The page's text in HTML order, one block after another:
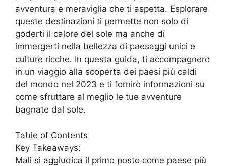
avventura e meraviglia che ti aspetta. Esplorare
queste destinazioni ti permette non solo di
goderti il calore del sole ma anche di
immergerti nella bellezza di paesaggi unici e
culture ricche. In questa guida, ti accompagnerò
in un viaggio alla scoperta dei paesi più caldi
del mondo nel 2023 e ti fornirò informazioni su
come sfruttare al meglio le tue avventure
bagnate dal sole.
Table of Contents
Key Takeaways:
Mali si aggiudica il primo posto come paese più